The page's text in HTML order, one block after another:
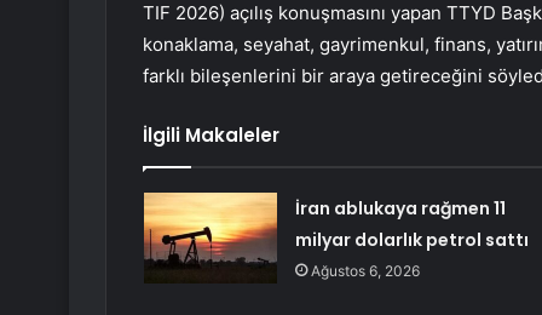
TIF 2026) açılış konuşmasını yapan TTYD
konaklama, seyahat, gayrimenkul, finans,
farklı bileşenlerini bir araya getireceğini
İlgili Makaleler
İran ablukaya rağmen 11
milyar dolarlık petrol sattı
Ağustos 6, 2026